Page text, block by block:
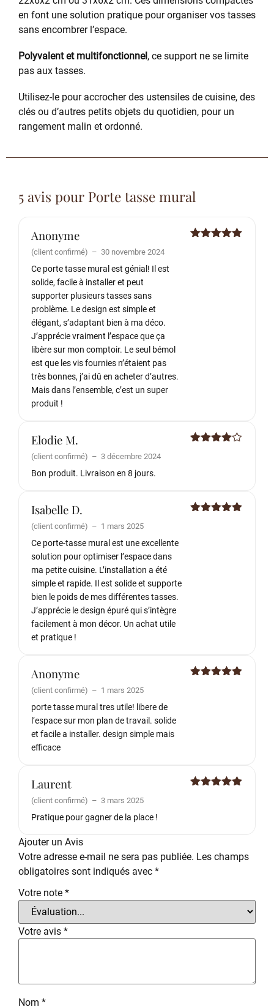
en font une solution pratique pour organiser vos tasses
sans encombrer l’espace.
Polyvalent et multifonctionnel, ce support ne se limite
pas aux tasses.
Utilisez-le pour accrocher des ustensiles de cuisine, des
clés ou d’autres petits objets du quotidien, pour un
rangement malin et ordonné.
5 avis pour Porte tasse mural
Anonyme
(client confirmé) – 30 novembre 2024
Ce porte tasse mural est génial! Il est
solide, facile à installer et peut
supporter plusieurs tasses sans
problème. Le design est simple et
élégant, s’adaptant bien à ma déco.
J’apprécie vraiment l’espace que ça
libère sur mon comptoir. Le seul bémol
est que les vis fournies n’étaient pas
très bonnes, j’ai dû en acheter d’autres.
Mais dans l’ensemble, c’est un super
produit !
Elodie M.
(client confirmé) – 3 décembre 2024
Bon produit. Livraison en 8 jours.
Isabelle D.
(client confirmé) – 1 mars 2025
Ce porte-tasse mural est une excellente
solution pour optimiser l’espace dans
ma petite cuisine. L’installation a été
simple et rapide. Il est solide et supporte
bien le poids de mes différentes tasses.
J’apprécie le design épuré qui s’intègre
facilement à mon décor. Un achat utile
et pratique !
Anonyme
(client confirmé) – 1 mars 2025
porte tasse mural tres utile! libere de
l’espace sur mon plan de travail. solide
et facile a installer. design simple mais
efficace
Laurent
(client confirmé) – 3 mars 2025
Pratique pour gagner de la place !
Ajouter un Avis
Votre adresse e-mail ne sera pas publiée. Les champs
obligatoires sont indiqués avec *
Votre note *
Votre avis *
Nom *